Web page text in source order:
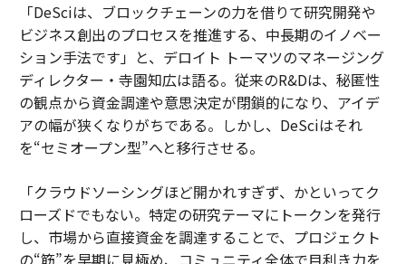
「DeSciは、ブロックチェーンの力を借りて研究開発や
ビジネス創出のプロセスを推進する、中長期のイノベー
ション手法です」と、デロイト トーマツのマネージング
ディレクター・寺園知広は語る。従来のR&Dは、秘匿性
の観点から資金調達や意思決定が閉鎖的になり、アイデ
アの幅が狭くなりがちである。しかし、DeSciはそれ
を“セミオープン型”へと移行させる。
「クラウドソーシングほど開かれすぎず、かといってク
ローズドでもない。特定の研究テーマにトークンを発行
し、市場から直接資金を調達することで、プロジェクト
の“筋”を早期に見極め、コミュニティ全体で目利き力を